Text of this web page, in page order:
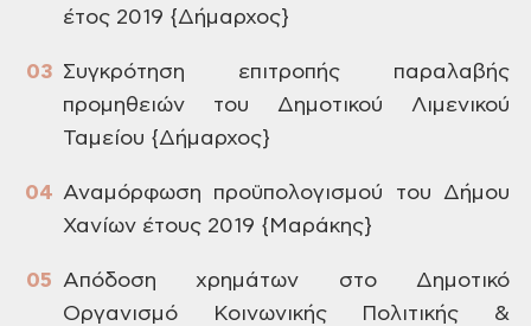
έτος 2019 {Δήμαρχος}
Συγκρότηση επιτροπής παραλαβής
προμηθειών του Δημοτικού Λιμενικού
Ταμείου {Δήμαρχος}
Αναμόρφωση προϋπολογισμού του Δήμου
Χανίων έτους 2019 {Μαράκης}
Απόδοση χρημάτων στο Δημοτικό
Οργανισμό Κοινωνικής Πολιτικής &